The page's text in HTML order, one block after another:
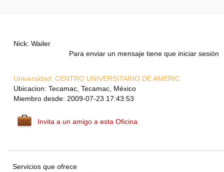
Nick: Wailer
Para enviar un mensaje tiene que iniciar sesión
Universidad: CENTRO UNIVERSITARIO DE AMERIC
Ubicacion: Tecamac, Tecamac, México
Miembro desde: 2009-07-23 17:43:53
Invita a un amigo a esta Oficina
Servicios que ofrece